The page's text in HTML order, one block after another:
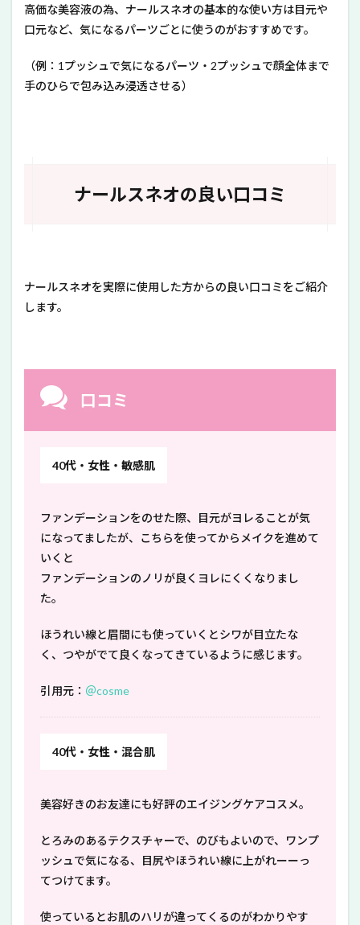
高価な美容液の為、ナールスネオの基本的な使い方は目元や
口元など、気になるパーツごとに使うのがおすすめです。
（例：1プッシュで気になるパーツ・2プッシュで顔全体まで
手のひらで包み込み浸透させる）
ナールスネオの良い口コミ
ナールスネオを実際に使用した方からの良い口コミをご紹介
します。
口コミ
40代・女性・敏感肌
ファンデーションをのせた際、目元がヨレることが気
になってましたが、こちらを使ってからメイクを進めて
いくと
ファンデーションのノリが良くヨレにくくなりまし
た。
ほうれい線と眉間にも使っていくとシワが目立たな
く、つやがでて良くなってきているように感じます。
引用元： ＠cosme
40代・女性・混合肌
美容好きのお友達にも好評のエイジングケアコスメ。
とろみのあるテクスチャーで、のびもよいので、ワンプ
ッシュで気になる、目尻やほうれい線に上がれーーっ
てつけてます。
使っているとお肌のハリが違ってくるのがわかりやす